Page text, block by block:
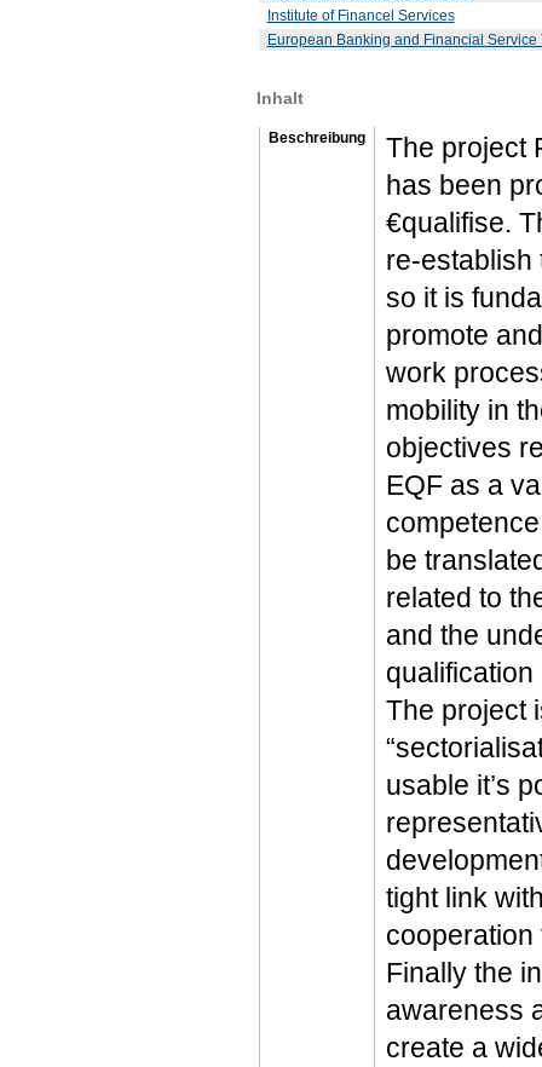
Institute of Financel Services
European Banking and Financial
Inhalt
Beschreibung
The project
has been
€qualifise.
re-establish
so it is
promote
work
mobility in
objectives
EQF as a
be
related to
and the
The project
usable it’s
tight link
cooperation
Finally the
awareness
create a